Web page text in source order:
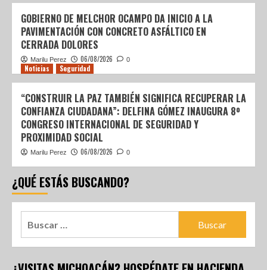
GOBIERNO DE MELCHOR OCAMPO DA INICIO A LA
PAVIMENTACIÓN CON CONCRETO ASFÁLTICO EN
CERRADA DOLORES
Marilu Perez 06/08/2026 0
Noticias Seguridad
“CONSTRUIR LA PAZ TAMBIÉN SIGNIFICA RECUPERAR LA
CONFIANZA CIUDADANA”: DELFINA GÓMEZ INAUGURA 8º
CONGRESO INTERNACIONAL DE SEGURIDAD Y
PROXIMIDAD SOCIAL
Marilu Perez 06/08/2026 0
¿QUÉ ESTÁS BUSCANDO?